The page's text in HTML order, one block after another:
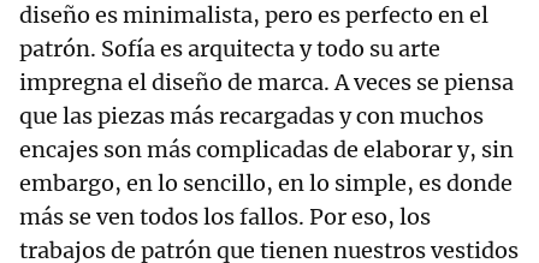
diseño es minimalista, pero es perfecto en el
patrón. Sofía es arquitecta y todo su arte
impregna el diseño de marca. A veces se piensa
que las piezas más recargadas y con muchos
encajes son más complicadas de elaborar y, sin
embargo, en lo sencillo, en lo simple, es donde
más se ven todos los fallos. Por eso, los
trabajos de patrón que tienen nuestros vestidos